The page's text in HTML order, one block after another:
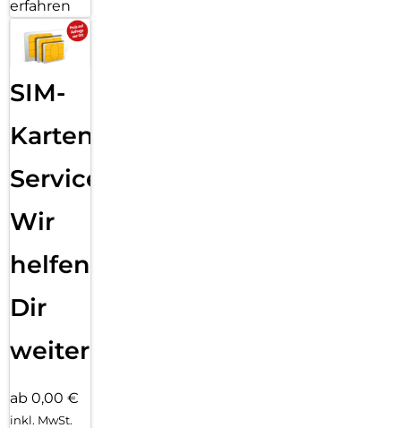
erfahren
SIM-
Karten
Service:
Wir
helfen
Dir
weiter
ab 0,00 €
inkl. MwSt.